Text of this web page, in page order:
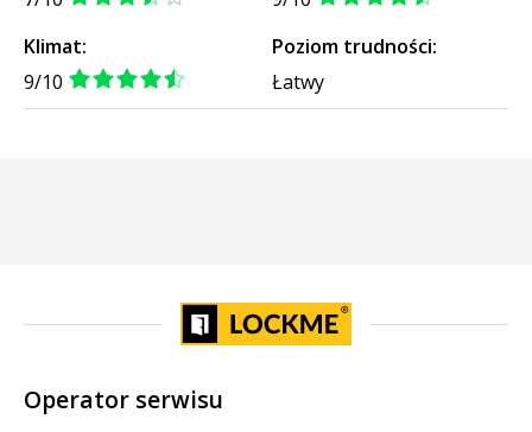
Klimat:
9/10
Poziom trudności:
Łatwy
Operator serwisu